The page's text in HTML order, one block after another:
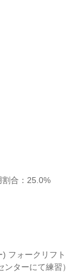
フォークリフト
ターにて練習）